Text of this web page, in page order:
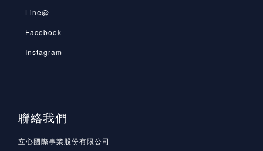
Line@
Facebook
Instagram
聯絡我們
立心國際事業股份有限公司